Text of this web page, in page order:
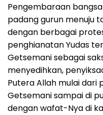
Pengembaraan
padang gurun menuju
dengan berbagai
penghianatan Yudas
Getsemani sebagai
menyedihkan,
Putera Allah mulai
Getsemani sampai di
dengan wafat-Nya di